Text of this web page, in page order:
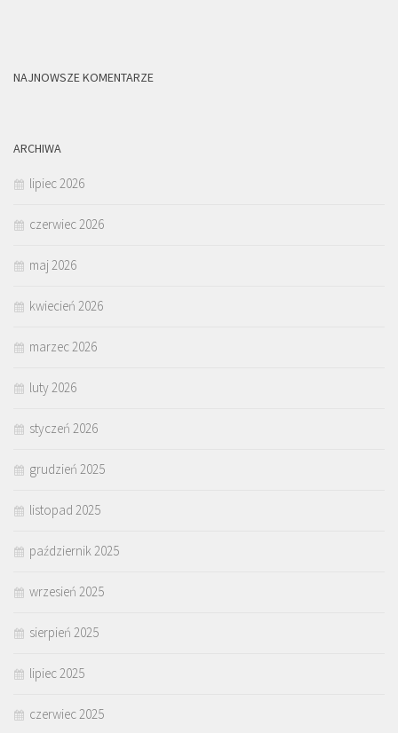
NAJNOWSZE KOMENTARZE
ARCHIWA
lipiec 2026
czerwiec 2026
maj 2026
kwiecień 2026
marzec 2026
luty 2026
styczeń 2026
grudzień 2025
listopad 2025
październik 2025
wrzesień 2025
sierpień 2025
lipiec 2025
czerwiec 2025